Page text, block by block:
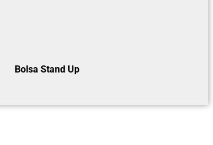
Bolsa Stand Up